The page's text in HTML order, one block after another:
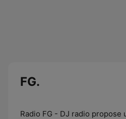
FG.
Radio FG - DJ radio propose